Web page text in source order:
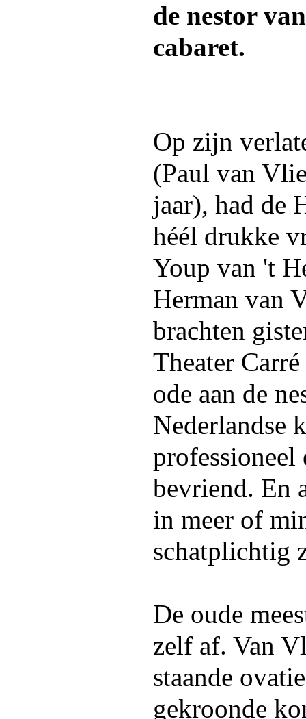
de nestor
cabaret.
Op zijn
(Paul van
jaar), had de
héél drukke
Youp van 't
Herman van
brachten
Theater
ode aan de
Nederlandse
bevriend. En
in meer of
schatplichtig
De oude
zelf af. Van
staande
gekroonde